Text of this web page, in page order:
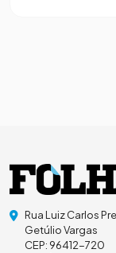
Rua Luiz Carlos
Getúlio Vargas
CEP: 96412-720